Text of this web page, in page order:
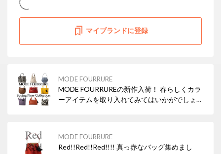
マイブランドに登録
MODE FOURRURE
MODE FOURRUREの新作入荷！ 春らしくカラ
ーアイテムを取り入れてみてはいかがでしょう
MODE FOURRURE
Red!!Red!!Red!!!! 真っ赤なバッグ集めまし